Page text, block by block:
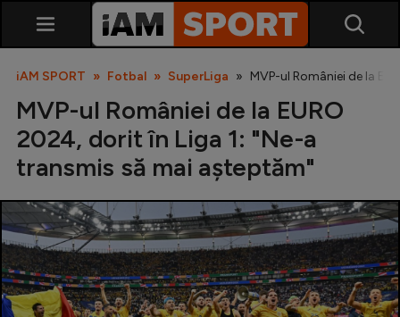
SuperLiga
Liga 2
Cupa României
iAM SPORT Fotbal SuperLiga MVP-ul României de la
MVP-ul României de la EURO
2024, dorit în Liga 1: "Ne-a
transmis să mai așteptăm"